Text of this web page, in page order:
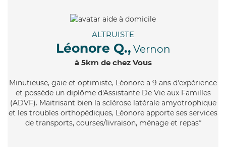
ALTRUISTE
Léonore Q., Vernon
à 5km de chez Vous
Minutieuse, gaie et optimiste, Léonore a 9 ans d'expérience
et possède un diplôme d'Assistante De Vie aux Familles
(ADVF). Maitrisant bien la sclérose latérale amyotrophique
et les troubles orthopédiques, Léonore apporte ses services
de transports, courses/livraison, ménage et repas*